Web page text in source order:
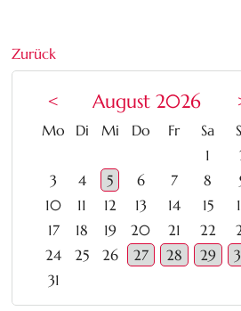
Zurück
< August 2026
Mo ntag
Dienstag
Mittwoch
Donnerstag
Freitag
Sa
1
3
4 5 6 7 8
10
11 12 13 14 15
17
18 19 20 21 22
24
25 26 27 28 29
31